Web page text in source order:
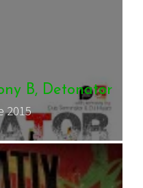
B, Detonator